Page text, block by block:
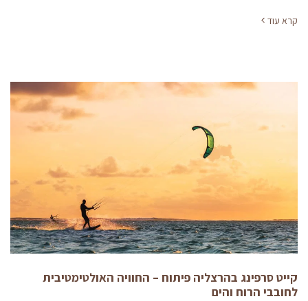
קרא עוד
קייט סרפינג בהרצליה פיתוח – החוויה האולטימטיבית
לחובבי הרוח והים